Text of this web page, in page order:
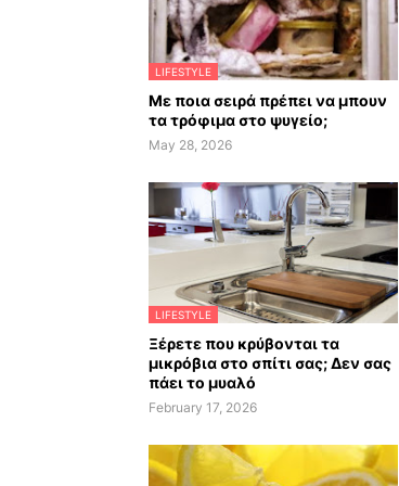
LIFESTYLE
Με ποια σειρά πρέπει να μπουν
τα τρόφιμα στο ψυγείο;
May 28, 2026
LIFESTYLE
Ξέρετε που κρύβονται τα
μικρόβια στο σπίτι σας; Δεν σας
πάει το μυαλό
February 17, 2026